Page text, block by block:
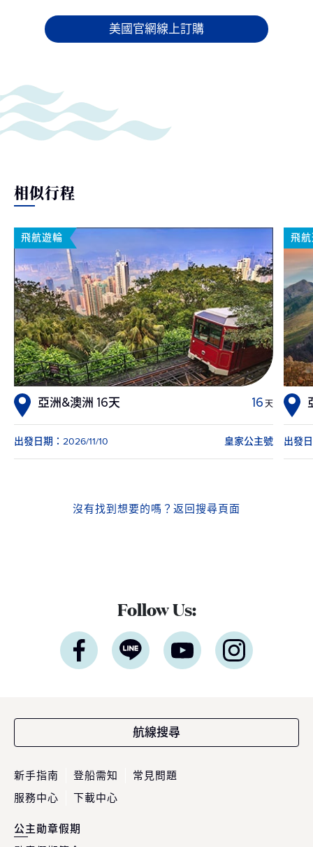
美國官網線上訂購
相似行程
飛航遊輪
亞洲&澳洲 16天 16 天
出發日期：2026/11/10 皇家公主號
飛
出發
沒有找到想要的嗎？ 返回搜尋頁面
Follow Us:
航線搜尋
新手指南 登船需知
常見問題
服務中心
下載中心
公主勛章假期